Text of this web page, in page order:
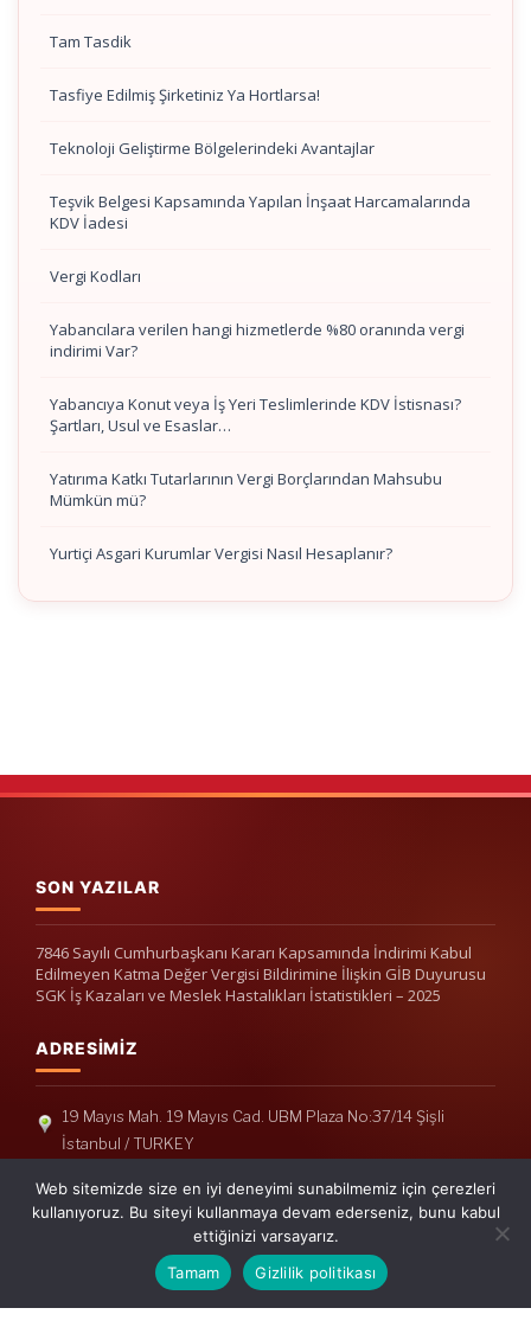
Tam Tasdik
Tasfiye Edilmiş Şirketiniz Ya Hortlarsa!
Teknoloji Geliştirme Bölgelerindeki Avantajlar
Teşvik Belgesi Kapsamında Yapılan İnşaat Harcamalarında
KDV İadesi
Vergi Kodları
Yabancılara verilen hangi hizmetlerde %80 oranında vergi
indirimi Var?
Yabancıya Konut veya İş Yeri Teslimlerinde KDV İstisnası?
Şartları, Usul ve Esaslar…
Yatırıma Katkı Tutarlarının Vergi Borçlarından Mahsubu
Mümkün mü?
Yurtiçi Asgari Kurumlar Vergisi Nasıl Hesaplanır?
SON YAZILAR
7846 Sayılı Cumhurbaşkanı Kararı Kapsamında İndirimi Kabul
Edilmeyen Katma Değer Vergisi Bildirimine İlişkin GİB Duyurusu
SGK İş Kazaları ve Meslek Hastalıkları İstatistikleri – 2025
ADRESIMIZ
19 Mayıs Mah. 19 Mayıs Cad. UBM Plaza No:37/14 Şişli
İstanbul / TURKEY
Telefon: +90(212) 240 33 39
Telefon: +90(212) 248 19 36
info@erisymm.com
Web sitemizde size en iyi deneyimi sunabilmemiz için çerezleri
kullanıyoruz. Bu siteyi kullanmaya devam ederseniz, bunu kabul
ettiğinizi varsayarız.
Tamam
Gizlilik politikası